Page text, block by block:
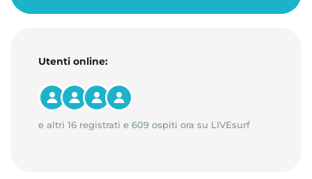
Utenti online:
e altri 16 registrati e 609 ospiti ora su LIVEsurf